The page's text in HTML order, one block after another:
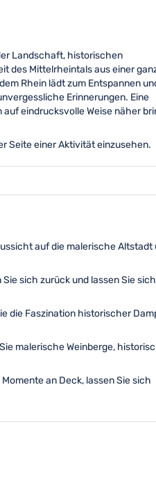
Landschaft, historischen
des Mittelrheintals aus einer
Rhein lädt zum Entspannen
Erinnerungen. Eine
eindrucksvolle Weise näher
Seite einer Aktivität einzusehen.
auf die malerische Altstadt
sich zurück und lassen Sie
die Faszination historischer
malerische Weinberge,
an Deck, lassen Sie sich